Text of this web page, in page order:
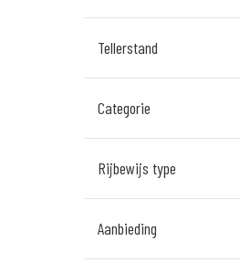
Den Bosch
Hillegom
Leek
Leeuwarden
Tellerstand
Categorie
Rijbewijs type
Aanbieding